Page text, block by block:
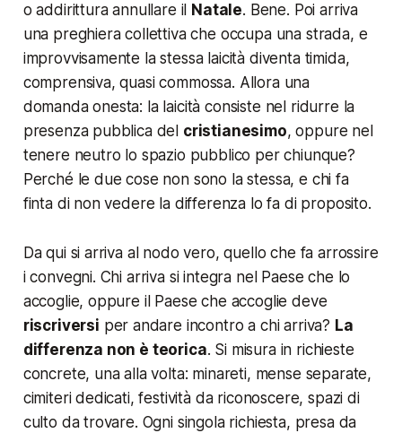
o addirittura annullare il Natale. Bene. Poi arriva
una preghiera collettiva che occupa una strada, e
improvvisamente la stessa laicità diventa timida,
comprensiva, quasi commossa. Allora una
domanda onesta: la laicità consiste nel ridurre la
presenza pubblica del cristianesimo, oppure nel
tenere neutro lo spazio pubblico per chiunque?
Perché le due cose non sono la stessa, e chi fa
finta di non vedere la differenza lo fa di proposito.
Da qui si arriva al nodo vero, quello che fa arrossire
i convegni. Chi arriva si integra nel Paese che lo
accoglie, oppure il Paese che accoglie deve
riscriversi per andare incontro a chi arriva? La
differenza non è teorica. Si misura in richieste
concrete, una alla volta: minareti, mense separate,
cimiteri dedicati, festività da riconoscere, spazi di
culto da trovare. Ogni singola richiesta, presa da